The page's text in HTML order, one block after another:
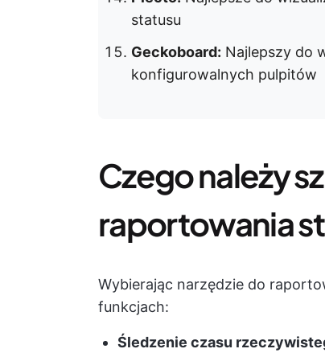
statusu
Geckoboard: Najlepszy do
konfigurowalnych pulpitów
Czego należy
raportowania
Wybierając narzędzie do
funkcjach:
Śledzenie czasu